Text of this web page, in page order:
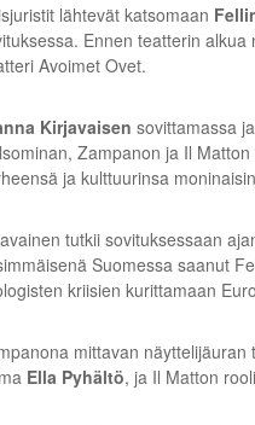
lähtevät katsomaan
Ennen teatterin
Avoimet Ovet.
Kirjavaisen sovittamassa
Zampanon ja Il
ja kulttuurinsa
tutkii sovituksessaan
Suomessa saanut
kriisien kurittamaan
mittavan näyttelijäuran
Ella Pyhältö, ja Il Matton